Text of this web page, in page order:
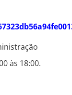
às 18:00.